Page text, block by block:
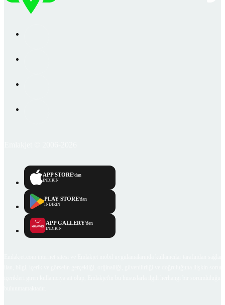
APP STORE'dan
İNDİRİN
PLAY STORE'dan
İNDİRİN
APP GALLERY'den
İNDİRİN